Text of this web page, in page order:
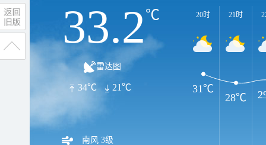
33.2℃
雷达图
34℃ 21℃
南风 3级
20时 21时
31℃
28℃